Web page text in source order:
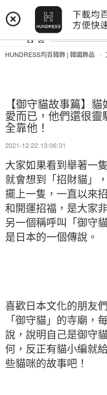
登入 註冊
HUNDRESS均百韓飾 | 韓國飾品
【御守貓故事篇】
愛而已，他們還很
全靠他！
2021-12-22 13:06:31
大家如果看到舉著一
就會想到「招財貓」
擺上一隻，一直以來
和開運招福，是大家
另一個稱呼叫「御守
是日本的一個傳說。
喜歡日本文化的朋友
「御守貓」的寺廟，
說，說明自己是御守
何，反正有貓小編就
些貓咪的故事吧！